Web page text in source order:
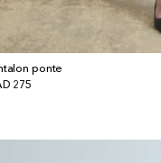
ponte
275